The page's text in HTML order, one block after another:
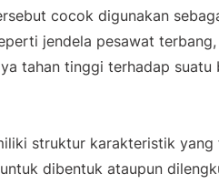
cocok digunakan
jendela pesawat
tahan tinggi terhadap suatu
struktur karakteristik yang
dibentuk ataupun